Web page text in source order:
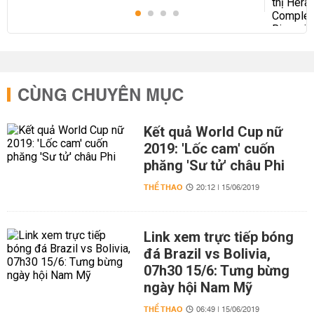
CÙNG CHUYÊN MỤC
Kết quả World Cup nữ
2019: 'Lốc cam' cuốn
phăng 'Sư tử' châu Phi
THỂ THAO 20:12 | 15/06/2019
Link xem trực tiếp bóng
đá Brazil vs Bolivia,
07h30 15/6: Tưng bừng
ngày hội Nam Mỹ
THỂ THAO 06:49 | 15/06/2019